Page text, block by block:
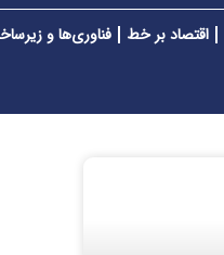
اقتصاد بر خط فناوری‌ها و